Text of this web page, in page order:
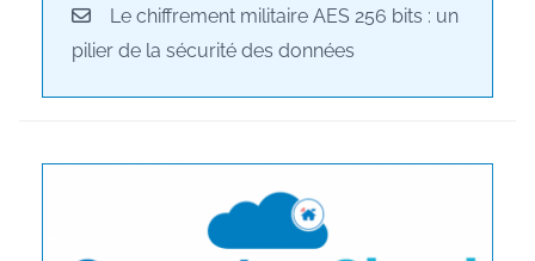
Le chiffrement militaire AES 256 bits : un
pilier de la sécurité des données